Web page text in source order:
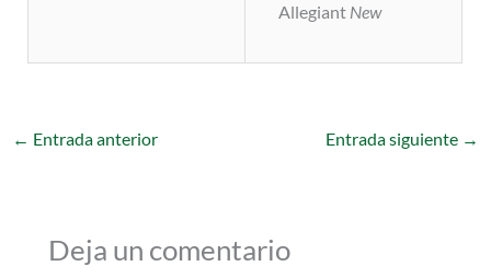
Allegiant New
← Entrada anterior Entrada siguiente →
Deja un comentario